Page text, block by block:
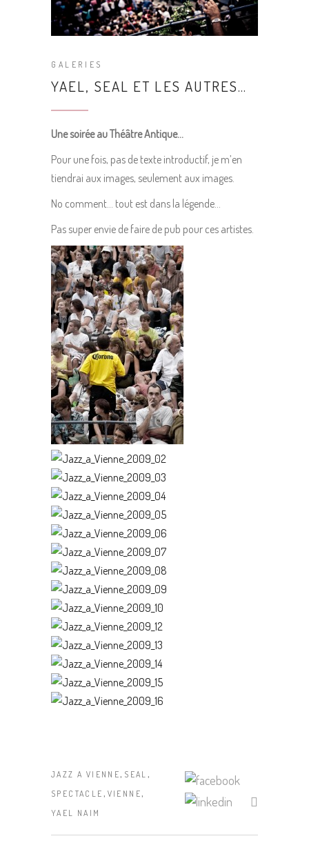
GALERIES
YAEL, SEAL ET LES AUTRES…
Une soirée au Théâtre Antique…
Pour une fois, pas de texte introductif, je m’en
tiendrai aux images, seulement aux images.
No comment… tout est dans la légende…
Pas super envie de faire de pub pour ces artistes.
JAZZ A VIENNE, SEAL ,
SPECTACLE , VIENNE,
YAEL NAIM